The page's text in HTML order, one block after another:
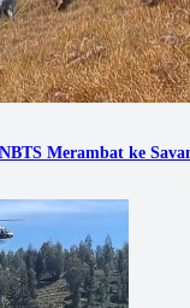
Merambat ke